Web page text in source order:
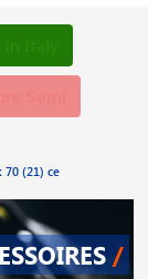
(21) ce
/